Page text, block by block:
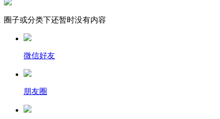
圈子或分类下还暂时没有内容
微信好友
朋友圈